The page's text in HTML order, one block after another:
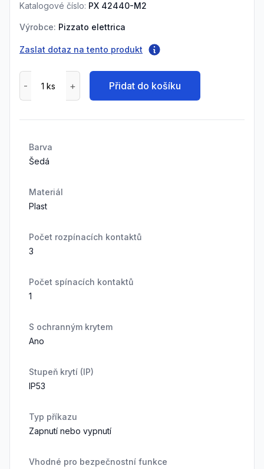
Katalogové číslo: PX 42440-M2
Výrobce: Pizzato elettrica
Zaslat dotaz na tento produkt
Přidat do košíku
Barva
Šedá
Materiál
Plast
Počet rozpínacích kontaktů
3
Počet spínacích kontaktů
1
S ochranným krytem
Ano
Stupeň krytí (IP)
IP53
Typ příkazu
Zapnutí nebo vypnutí
Vhodné pro bezpečnostní funkce